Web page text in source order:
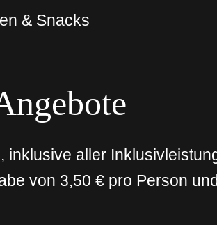
& Snacks
inklusive aller
von 3,50 € pro Person